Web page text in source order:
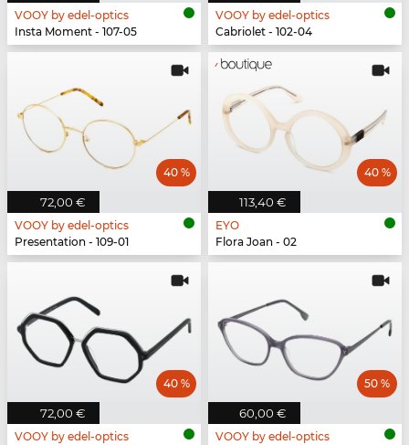
VOOY by edel-optics
Insta Moment - 107-05
VOOY by edel-optics
Cabriolet - 102-04
72,00 €
40 %
VOOY by edel-optics
Presentation - 109-01
113,40 €
40 %
EYO
Flora Joan - 02
72,00 €
40 %
VOOY by edel-optics
60,00 €
50 %
VOOY by edel-optics